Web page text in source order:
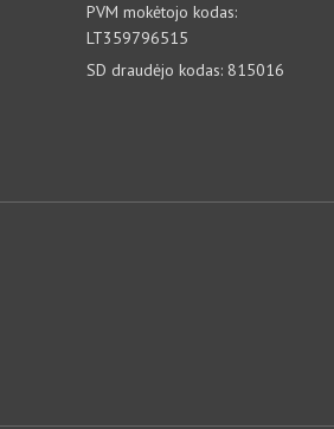
PVM mokėtojo kodas:
LT359796515
SD draudėjo kodas: 815016